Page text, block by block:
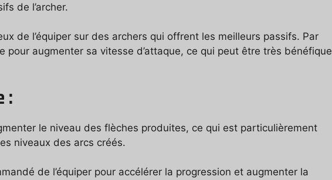
de l’archer.
de l’équiper sur des archers qui offrent les meilleurs passifs. Par
pour augmenter sa vitesse d’attaque, ce qui peut être très bénéfique
:
le niveau des flèches produites, ce qui est particulièrement
niveaux des arcs créés.
de l’équiper pour accélérer la progression et augmenter la